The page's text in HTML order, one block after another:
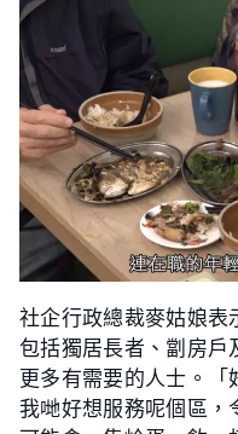
社企行政總裁麥姑娘表
包括獨居長者、劏房戶
更多有需要的人士。「
我哋好想服務呢個區，